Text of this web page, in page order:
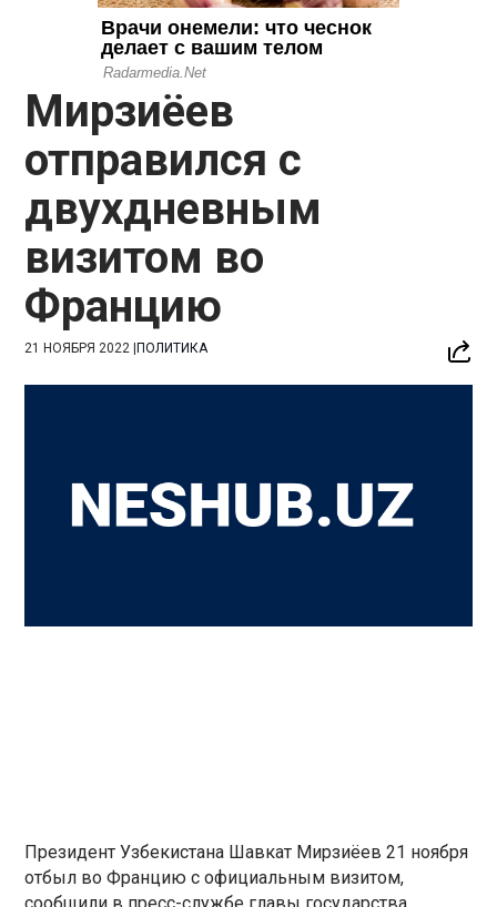
Мирзиёев
отправился с
двухдневным
визитом во
Францию
21 НОЯБРЯ 2022 |ПОЛИТИКА
Президент Узбекистана Шавкат Мирзиёев 21 ноября
отбыл во Францию с официальным визитом,